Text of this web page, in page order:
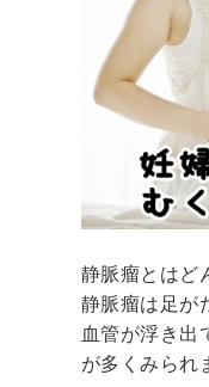
静脈瘤とはど
静脈瘤は足が
血管が浮き出
が多くみられ